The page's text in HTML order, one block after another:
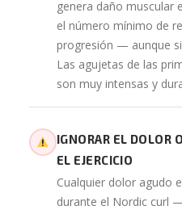
genera daño muscular
el número mínimo de
progresión — aunque
Las agujetas de las
son muy intensas y
IGNORAR EL DOLOR
EL EJERCICIO
Cualquier dolor agudo
durante el Nordic curl